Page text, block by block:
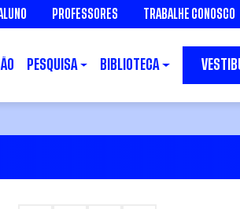
PROFESSORES TRABALHE CONOSCO
PESQUISA BIBLIOTECA